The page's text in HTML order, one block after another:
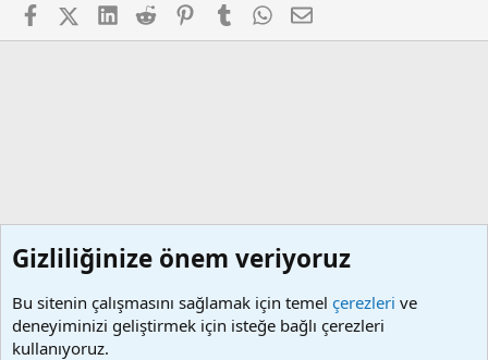
FacebookX (Twitter)
LinkedIn
Reddit PinterestTumblr WhatsApp
E-posta
Gizliliğinize önem veriyoruz
Bu sitenin çalışmasını sağlamak için temel çerezleri ve
deneyiminizi geliştirmek için isteğe bağlı çerezleri
kullanıyoruz.